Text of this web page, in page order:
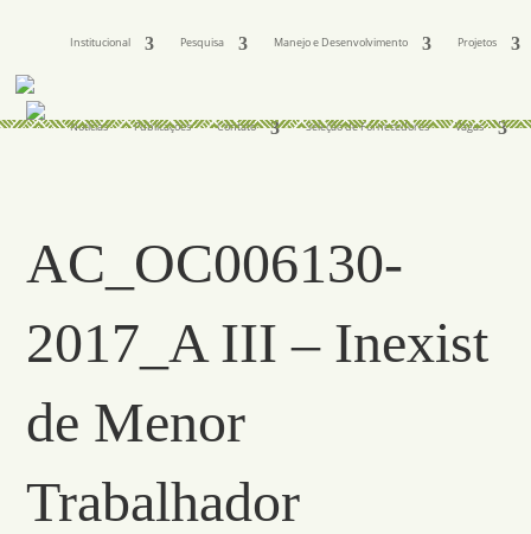
Institucional Pesquisa Manejo e Desenvolvimento Projetos
Notícias Publicações Contato Seleção de Fornecedores Vagas
AC_OC006130-
2017_A III – Inexist
de Menor
Trabalhador